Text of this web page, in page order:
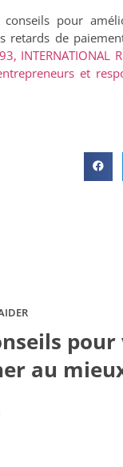
conseils pour
retards de
INTERNATIONAL
et
pour
au